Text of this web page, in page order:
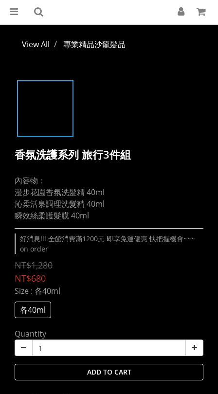
View All 專業精品沙龍髮品
香氛洗護系列 旅行3件組
內容物：
漫步花園香氛洗髮精 40ml
沁柔活泉調理洗髮精 40ml
瞬效絲柔護髮膜 40ml
好消息!!! 全館消費滿1200元 即享免運優惠 快把握機會~~~
on order
NT$1,280
NT$680
Size : 各40ml
各40ml
Quantity
ADD TO CART